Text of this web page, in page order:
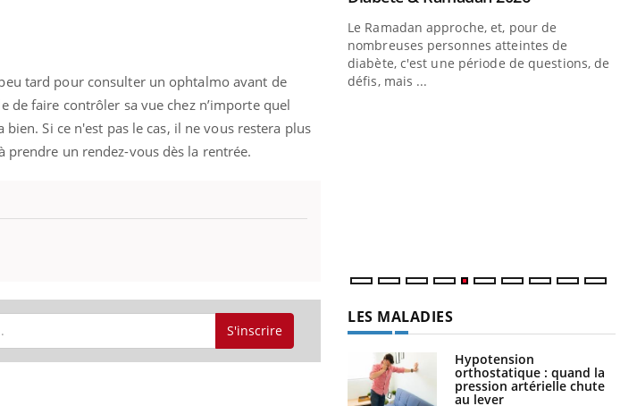
tard pour consulter un ophtalmo avant de
de faire contrôler sa vue chez n’importe quel
Si ce n'est pas le cas, il ne vous restera plus
prendre un rendez-vous dès la rentrée.
S'inscrire
soignants. soleil, activités en plein air… Nos mains
sont ...
Le Ramadan approche, et, pour de
nombreuses personnes atteintes de
diabète, c'est une période de questions, de
défis, mais ...
LES MALADIES
Hypotension
orthostatique : quand la
pression artérielle chute
au lever